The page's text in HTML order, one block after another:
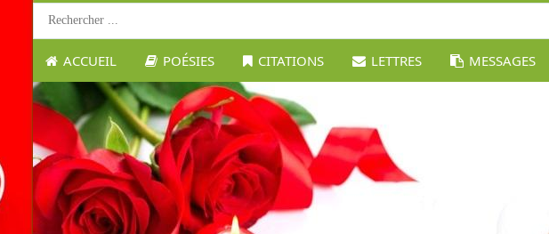
ACCUEIL POÉSIES CITATIONS LETTRES MESSAGES